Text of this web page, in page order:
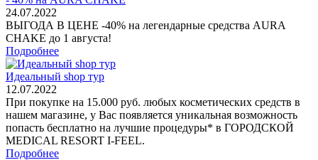
24.07.2022
ВЫГОДА В ЦЕНЕ -40% на легендарные средства AURA
CHAKE до 1 августа!
Подробнее
Идеальный shop тур
12.07.2022
При покупке на 15.000 руб. любых косметических средств в
нашем магазине, у Вас появляется уникальная возможность
попасть бесплатно на лучшие процедуры* в ГОРОДСКОЙ
MEDICAL RESORT I-FEEL.
Подробнее